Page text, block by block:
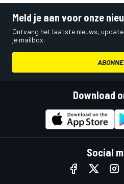
Meld je aan voor onze
Ontvang het laatste nieuws,
je mailbox.
Download
Social